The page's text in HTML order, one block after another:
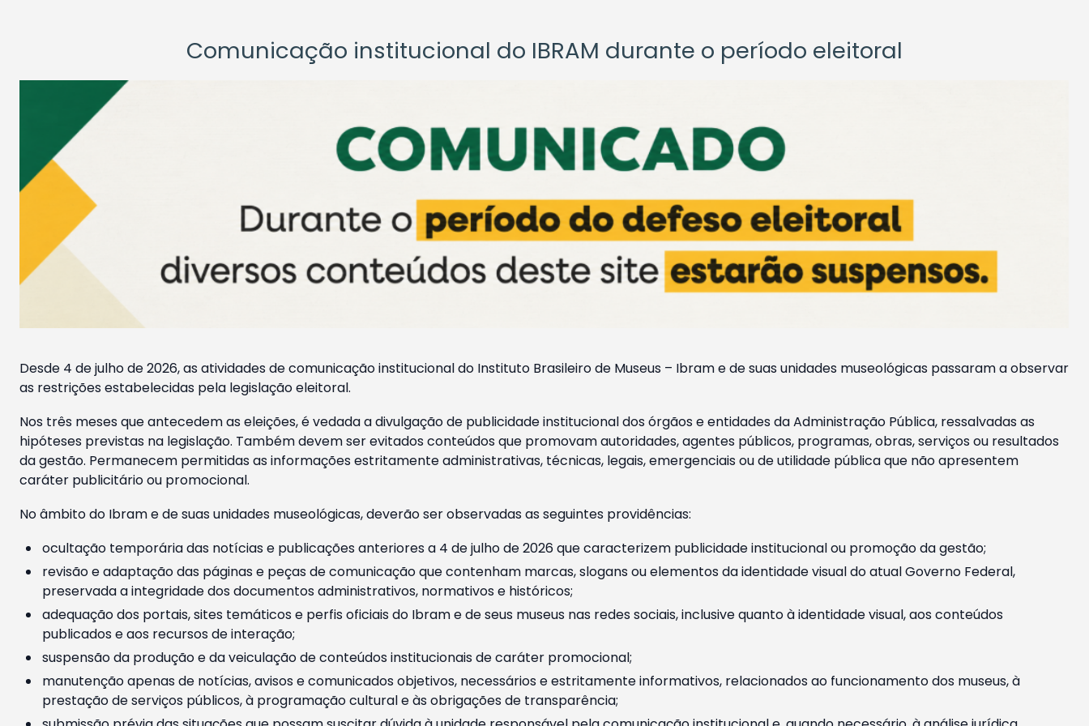
Comunicação institucional do IBRAM durante o período eleitoral
Desde 4 de julho de 2026, as atividades de comunicação institucional do Instituto Brasileiro de Museus – Ibram e de suas unidades museológicas passaram a observar
as restrições estabelecidas pela legislação eleitoral.
Nos três meses que antecedem as eleições, é vedada a divulgação de publicidade institucional dos órgãos e entidades da Administração Pública, ressalvadas as
hipóteses previstas na legislação. Também devem ser evitados conteúdos que promovam autoridades, agentes públicos, programas, obras, serviços ou resultados
da gestão. Permanecem permitidas as informações estritamente administrativas, técnicas, legais, emergenciais ou de utilidade pública que não apresentem
caráter publicitário ou promocional.
No âmbito do Ibram e de suas unidades museológicas, deverão ser observadas as seguintes providências:
ocultação temporária das notícias e publicações anteriores a 4 de julho de 2026 que caracterizem publicidade institucional ou promoção da gestão;
revisão e adaptação das páginas e peças de comunicação que contenham marcas, slogans ou elementos da identidade visual do atual Governo Federal,
preservada a integridade dos documentos administrativos, normativos e históricos;
adequação dos portais, sites temáticos e perfis oficiais do Ibram e de seus museus nas redes sociais, inclusive quanto à identidade visual, aos conteúdos
publicados e aos recursos de interação;
suspensão da produção e da veiculação de conteúdos institucionais de caráter promocional;
manutenção apenas de notícias, avisos e comunicados objetivos, necessários e estritamente informativos, relacionados ao funcionamento dos museus, à
prestação de serviços públicos, à programação cultural e às obrigações de transparência;